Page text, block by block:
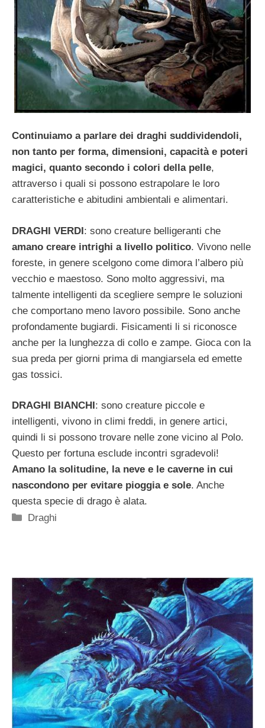
Continuiamo a parlare dei draghi suddividendoli,
non tanto per forma, dimensioni, capacità e poteri
magici, quanto secondo i colori della pelle,
attraverso i quali si possono estrapolare le loro
caratteristiche e abitudini ambientali e alimentari.
DRAGHI VERDI: sono creature belligeranti che
amano creare intrighi a livello politico. Vivono nelle
foreste, in genere scelgono come dimora l’albero più
vecchio e maestoso. Sono molto aggressivi, ma
talmente intelligenti da scegliere sempre le soluzioni
che comportano meno lavoro possibile. Sono anche
profondamente bugiardi. Fisicamenti li si riconosce
anche per la lunghezza di collo e zampe. Gioca con la
sua preda per giorni prima di mangiarsela ed emette
gas tossici.
DRAGHI BIANCHI : sono creature piccole e
intelligenti, vivono in climi freddi, in genere artici,
quindi li si possono trovare nelle zone vicino al Polo.
Questo per fortuna esclude incontri sgradevoli!
Amano la solitudine, la neve e le caverne in cui
nascondono per evitare pioggia e sole. Anche
questa specie di drago è alata.
Categorie
Draghi